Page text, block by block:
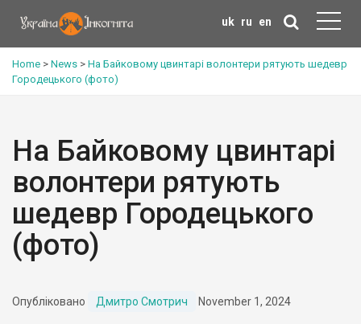
uk ru en
Home > News > На Байковому цвинтарі волонтери рятують шедевр
Городецького (фото)
На Байковому цвинтарі
волонтери рятують
шедевр Городецького
(фото)
Опубліковано Дмитро Смотрич November 1, 2024